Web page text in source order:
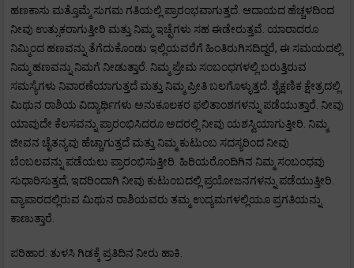
ಹಣಕಾಸು ಮತ್ತೊಮ್ಮೆ ಸುಗಮ ಗತಿಯಲ್ಲಿ ಪ್ರಾರಂಭವಾಗುತ್ತದೆ. ಆದಾಯದ ಹೆಚ್ಚಳದಿಂದ
ನೀವು ಉತ್ಸುಕರಾಗುತ್ತೀರಿ ಮತ್ತು ನಿಮ್ಮ ಇಚ್ಛೆಗಳು ಸಹ ಈಡೇರುತ್ತವೆ. ಯಾರಾದರೂ
ನಿಮ್ಮಿಂದ ಹಣವನ್ನು ತೆಗೆದುಕೊಂಡು ಇಲ್ಲಿಯವರೆಗೆ ಹಿಂತಿರುಗಿಸದಿದ್ದರೆ, ಈ ಸಮಯದಲ್ಲಿ
ನಿಮ್ಮ ಹಣವನ್ನು ನಿಮಗೆ ನೀಡುತ್ತಾರೆ. ನಿಮ್ಮ ಪ್ರೇಮ ಸಂಬಂಧಗಳಲ್ಲಿ ಬರುತ್ತಿರುವ
ಸಮಸ್ಯೆಗಳು ನಿವಾರಣೆಯಾಗುತ್ತದೆ ಮತ್ತು ನಿಮ್ಮ ಪ್ರೀತಿ ಬಲಗೊಳ್ಳುತ್ತದೆ. ಶೈಕ್ಷಣಿಕ ಕ್ಷೇತ್ರದಲ್ಲಿ
ಮಿಥುನ ರಾಶಿಯ ವಿದ್ಯಾರ್ಥಿಗಳು ಅನುಕೂಲಕರ ಫಲಿತಾಂಶಗಳನ್ನು ಪಡೆಯುತ್ತಾರೆ. ನೀವು
ಯಾವುದೇ ಕೆಲಸವನ್ನು ಪ್ರಾರಂಭಿಸಿದರೂ ಅದರಲ್ಲಿ ನೀವು ಯಶಸ್ವಿಯಾಗುತ್ತೀರಿ. ನಿಮ್ಮ
ಜೀವನ ಚೈತನ್ಯವು ಹೆಚ್ಚಾಗುತ್ತದೆ ಮತ್ತು ನಿಮ್ಮ ಕುಟುಂಬ ಸದಸ್ಯರಿಂದ ನೀವು
ಬೆಂಬಲವನ್ನು ಪಡೆಯಲು ಪ್ರಾರಂಭಿಸುತ್ತೀರಿ. ಹಿರಿಯರೊಂದಿಗಿನ ನಿಮ್ಮ ಸಂಬಂಧವು
ಸುಧಾರಿಸುತ್ತದೆ, ಇದರಿಂದಾಗಿ ನೀವು ಕುಟುಂಬದಲ್ಲಿ ಪ್ರಯೋಜನಗಳನ್ನು ಪಡೆಯುತ್ತೀರಿ.
ವ್ಯಾಪಾರದಲ್ಲಿರುವ ಮಿಥುನ ರಾಶಿಯವರು ತಮ್ಮ ಉದ್ಯಮಗಳಲ್ಲಿಯೂ ಪ್ರಗತಿಯನ್ನು
ಕಾಣುತ್ತಾರೆ.
ಪರಿಹಾರ: ತುಳಸಿ ಗಿಡಕ್ಕೆ ಪ್ರತಿದಿನ ನೀರು ಹಾಕಿ.